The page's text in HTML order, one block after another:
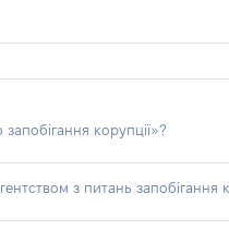
корупції»?
з питань запобігання